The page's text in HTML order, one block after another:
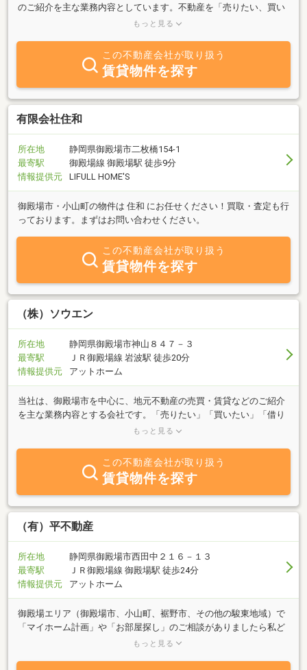
のご紹介を主な業務内容としています。不動産を「売りたい、買い
たい、貸したい、借りたい」等、不動産に関する質問は何でもお気
ーディな対応を心掛けております。特に御殿場市・裾野市・小山町
のエリアはぜひ当社へご相談下さい。
もっと見る
この不動産会社が取り扱う
賃貸物件を探す
有限会社住和
所在地
静岡県御殿場市二枚橋154-1
最寄駅
御殿場線 御殿場駅 徒歩9分
情報提供元
LIFULL HOME'S
御殿場市・小山町の物件は 住和 にお任せください！買取・査定も行
っております。まずはお問い合わせください。
この不動産会社が取り扱う
賃貸物件を探す
（株）ソウエン
所在地
静岡県御殿場市神山８４７－３
最寄駅
ＪＲ御殿場線 岩波駅 徒歩20分
情報提供元
アットホーム
当社は、御殿場市を中心に、地元不動産の売買・賃貸などのご紹介
を主な業務内容とする会社です。「売りたい」「買いたい」「借り
たい」ご希望の方、不動産に関する質問は何でもお気軽にご相談く
を心掛けております。ぜひ、当社へご相談ください。
もっと見る
この不動産会社が取り扱う
賃貸物件を探す
（有）平不動産
所在地
静岡県御殿場市西田中２１６－１３
最寄駅
ＪＲ御殿場線 御殿場駅 徒歩24分
情報提供元
アットホーム
御殿場エリア（御殿場市、小山町、裾野市、その他の駿東地域）で
「マイホーム計画」や「お部屋探し」のご相談がありましたら私ど
も【平不動産】までお気軽にお声かけください！豊富な実績と弊社
もっと見る